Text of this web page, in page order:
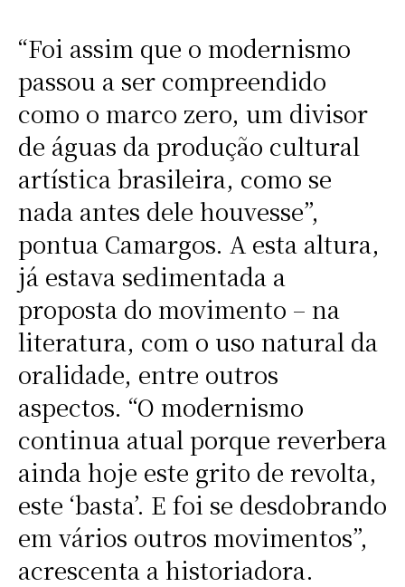
“Foi assim que o modernismo
passou a ser compreendido
como o marco zero, um divisor
de águas da produção cultural
artística brasileira, como se
nada antes dele houvesse”,
pontua Camargos. A esta altura,
já estava sedimentada a
proposta do movimento – na
literatura, com o uso natural da
oralidade, entre outros
aspectos. “O modernismo
continua atual porque reverbera
ainda hoje este grito de revolta,
este ‘basta’. E foi se desdobrando
em vários outros movimentos”,
acrescenta a historiadora.